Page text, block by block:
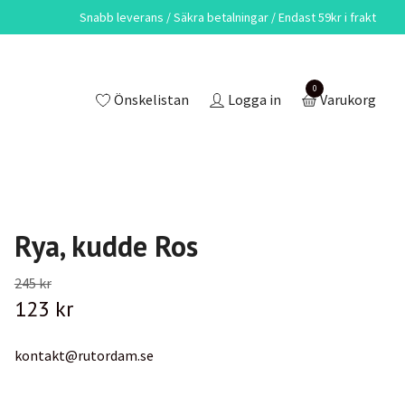
Snabb leverans / Säkra betalningar / Endast 59kr i frakt
Önskelistan Logga in
0
Varukorg
Rya, kudde Ros
245 kr
123 kr
kontakt@rutordam.se